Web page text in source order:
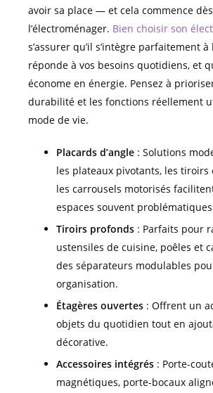
avoir sa place — et cela commence dès
l’électroménager. Bien choisir son
s’assurer qu’il s’intègre parfaitement à
réponde à vos besoins quotidiens, et
économe en énergie. Pensez à
durabilité et les fonctions réellement
mode de vie.
Placards d’angle : Solutions
les plateaux pivotants, les tiroirs
les carrousels motorisés facilitent
espaces souvent
Tiroirs profonds : Parfaits pour
ustensiles de cuisine, poêles et
des séparateurs modulables
organisation.
Étagères ouvertes : Offrent un
objets du quotidien tout en
décorative.
Accessoires intégrés : Porte-
magnétiques, porte-bocaux